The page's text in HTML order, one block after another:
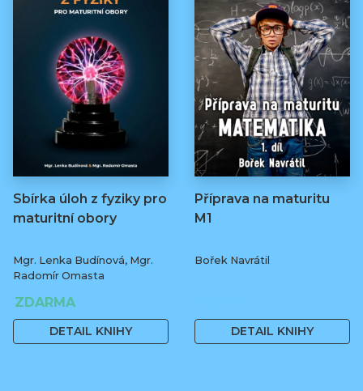
Sbírka úloh z fyziky pro
maturitní obory
Mgr. Lenka Budínová, Mgr.
Radomír Omasta
ZDARMA
DETAIL KNIHY
Příprava na maturitu
M1
Bořek Navrátil
DETAIL KNIHY